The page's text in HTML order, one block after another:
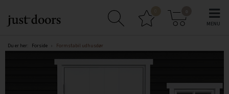
Du er her: Forside › Formstabil udhusdør